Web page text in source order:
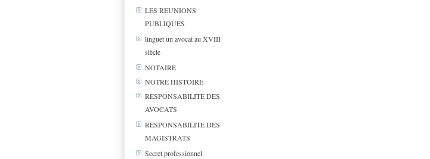
LES REUNIONS
PUBLIQUES
linguet un avocat au XVIII
siècle
NOTAIRE
NOTRE HISTOIRE
RESPONSABILITE DES
AVOCATS
RESPONSABILITE DES
MAGISTRATS
Secret professionnel